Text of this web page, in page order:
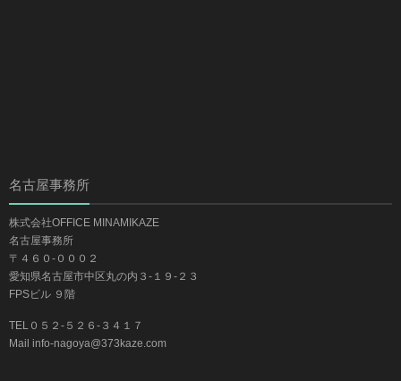
名古屋事務所
株式会社OFFICE MINAMIKAZE
名古屋事務所
〒４６０-０００２
愛知県名古屋市中区丸の内３-１９-２３
FPSビル ９階
TEL０５２-５２６-３４１７
Mail info-nagoya@373kaze.com